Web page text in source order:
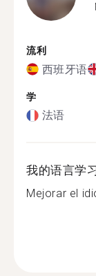
流利
西班牙语
学
法语
我的语言学
Mejorar el